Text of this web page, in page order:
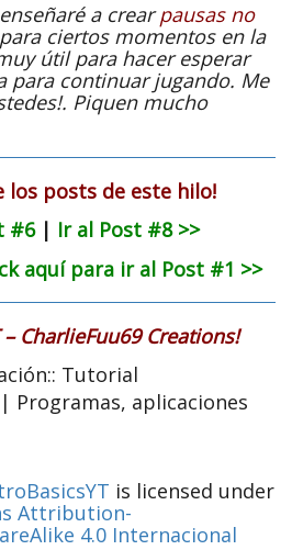
a crearpausas no
ciertos momentos en la
útil para hacer esperar
para continuar jugando. Me
Piquen mucho
los posts de este hilo!
#6| Ir al Post #8 >>
aquí para ir al Post #1 >>
CharlieFuu69 Creations!
Tutorial
Programas, aplicaciones
is licensed under
Attribution-
4.0 Internacional